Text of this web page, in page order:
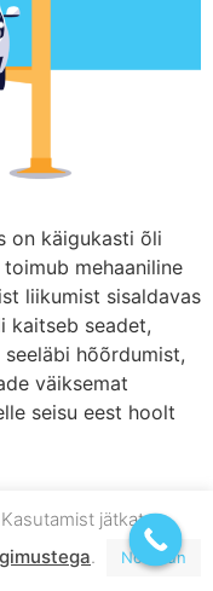
on käigukasti õli
mehaaniline
liikumist sisaldavas
kaitseb seadet,
hõõrdumist,
väiksemat
seisu eest hoolt
jätkates
. Nõustun